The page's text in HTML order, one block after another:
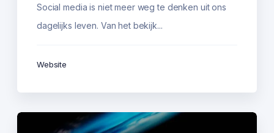
Social media is niet meer weg te denken uit ons
dagelijks leven. Van het bekijk...
Website